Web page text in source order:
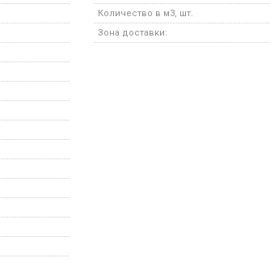
Количество в м3, шт.
Зона доставки: